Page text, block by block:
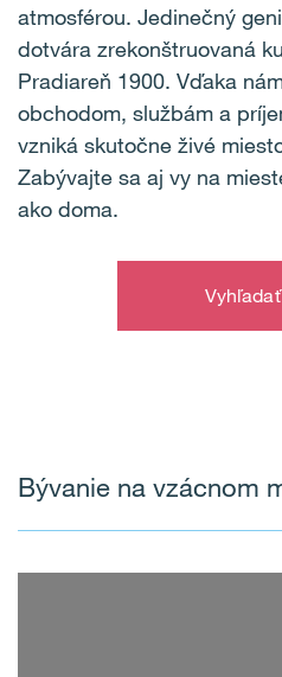
atmosférou. Jedinečný
dotvára zrekonštruovaná
Pradiareň 1900. Vďaka
obchodom, službám a
vzniká skutočne živé
Zabývajte sa aj vy na
ako doma.
Bývanie na vzácnom